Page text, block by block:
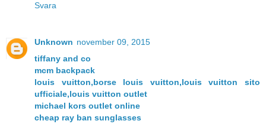
Svara
Unknown november 09, 2015
tiffany and co
mcm backpack
louis vuitton,borse louis vuitton,louis vuitton sito
ufficiale,louis vuitton outlet
michael kors outlet online
cheap ray ban sunglasses